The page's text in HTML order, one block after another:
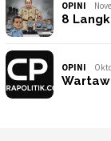
OPINI
8
OPINI